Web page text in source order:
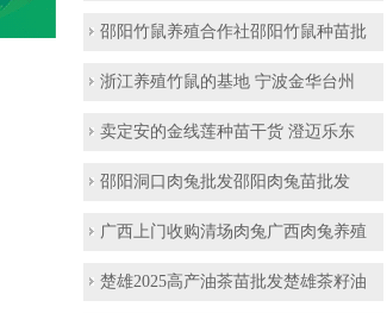
邵阳竹鼠养殖合作社邵阳竹鼠种苗批
浙江养殖竹鼠的基地 宁波金华台州
卖定安的金线莲种苗干货 澄迈乐东
邵阳洞口肉兔批发邵阳肉兔苗批发
广西上门收购清场肉兔广西肉兔养殖
楚雄2025高产油茶苗批发楚雄茶籽油